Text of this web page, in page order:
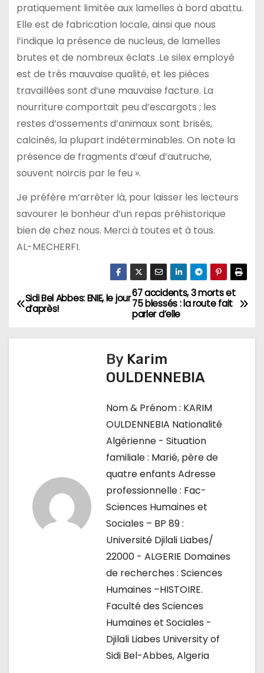
pratiquement limitée aux lamelles à bord abattu.
Elle est de fabrication locale, ainsi que nous
l’indique la présence de nucleus, de lamelles
brutes et de nombreux éclats .Le silex employé
est de très mauvaise qualité, et les pièces
travaillées sont d’une mauvaise facture. La
nourriture comportait peu d’escargots ; les
restes d’ossements d’animaux sont brisés,
calcinés, la plupart indéterminables. On note la
présence de fragments d’œuf d’autruche,
souvent noircis par le feu ».
Je préfère m’arrêter là, pour laisser les lecteurs
savourer le bonheur d’un repas préhistorique
bien de chez nous. Merci à toutes et à tous.
AL-MECHERFI.
N
67 accidents, 3 morts et
75 blessés : la route fait
parler d’elle
Sidi Bel Abbes: ENIE, le jour
d’après!
By Karim
OULDENNEBIA
Nom & Prénom : KARIM
OULDENNEBIA Nationalité
Algérienne - Situation
familiale : Marié, père de
quatre enfants Adresse
professionnelle : Fac-
Sciences Humaines et
Sociales – BP 89 :
Université Djilali Liabes/
22000 - ALGERIE Domaines
de recherches : Sciences
Humaines –HISTOIRE.
Faculté des Sciences
Humaines et Sociales -
Djilali Liabes University of
Sidi Bel-Abbes, Algeria